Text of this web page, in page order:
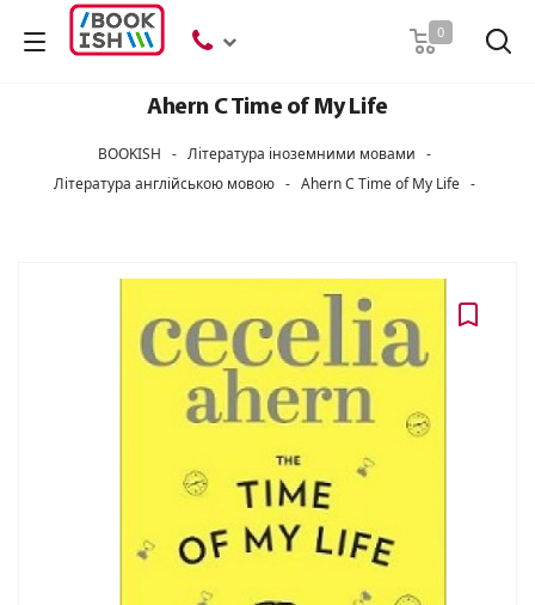
0
Ahern C Time of My Life
BOOKISH - Література іноземними мовами -
Література англійською мовою - Ahern C Time of My Life -